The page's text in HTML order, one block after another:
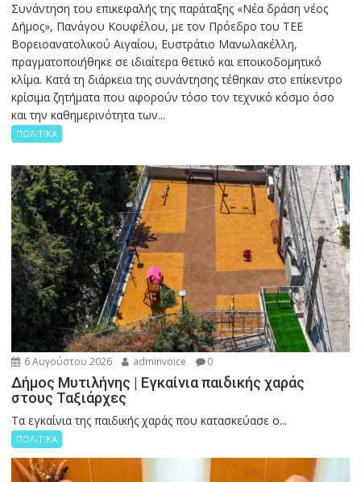
Συνάντηση του επικεφαλής της παράταξης «Νέα δράση νέος
Δήμος», Πανάγου Κουφέλου, με τον Πρόεδρο του ΤΕΕ
Βορειοανατολικού Αιγαίου, Ευστράτιο Μανωλακέλλη,
πραγματοποιήθηκε σε ιδιαίτερα θετικό και εποικοδομητικό
κλίμα. Κατά τη διάρκεια της συνάντησης τέθηκαν στο επίκεντρο
κρίσιμα ζητήματα που αφορούν τόσο τον τεχνικό κόσμο όσο
και την καθημερινότητα των...
ΠΟΛΙΤΙΚΑ
6 Αυγούστου 2026 adminvoice 0
Δήμος Μυτιλήνης | Εγκαίνια παιδικής χαράς
στους Ταξιάρχες
Tα εγκαίνια της παιδικής χαράς που κατασκεύασε ο...
ΠΟΛΙΤΙΚΑ